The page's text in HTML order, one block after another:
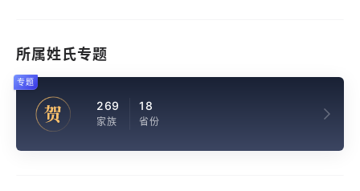
所属姓氏专题
贺 269
家族
18
省份
专题